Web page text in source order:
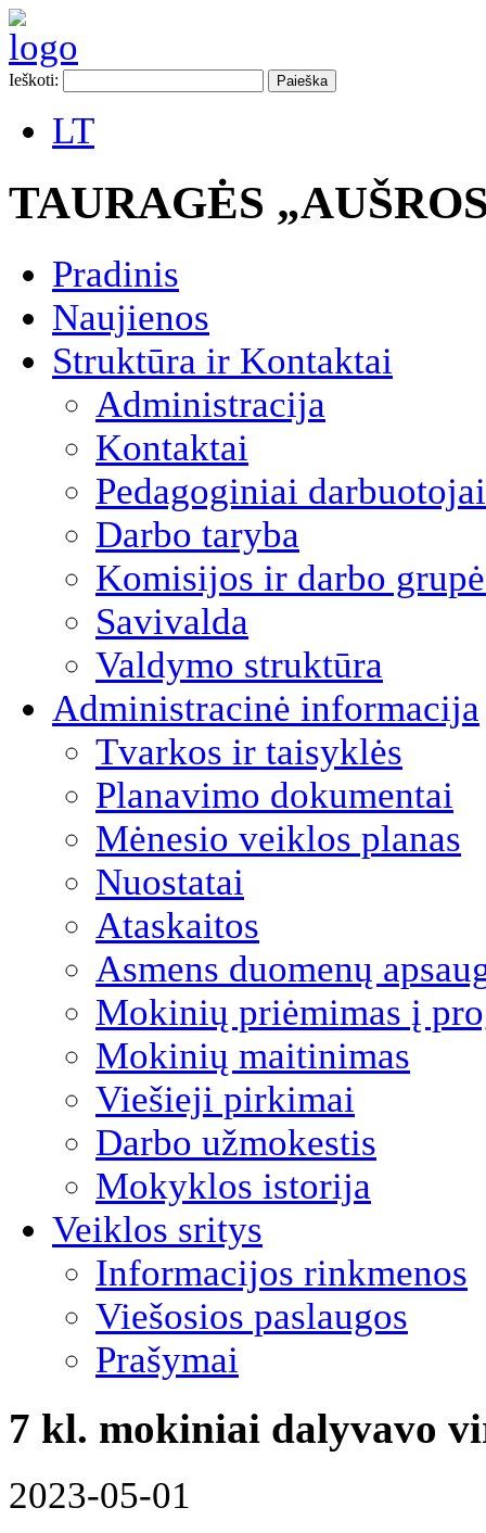
Ieškoti:
LT
TAURAGĖS
Pradinis
Naujienos
Struktūra ir Kontaktai
Administracija
Kontaktai
Pedagoginiai darbuotojai
Darbo taryba
Komisijos ir darbo
Savivalda
Valdymo struktūra
Administracinė informacija
Tvarkos ir taisyklės
Planavimo dokumentai
Mėnesio veiklos planas
Nuostatai
Ataskaitos
Asmens duomenų
Mokinių priėmimas į
Mokinių maitinimas
Viešieji pirkimai
Darbo užmokestis
Mokyklos istorija
Veiklos sritys
Informacijos rinkmenos
Viešosios paslaugos
Prašymai
7 kl. mokiniai dalyvavo
2023-05-01